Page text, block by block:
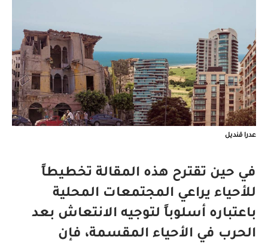
عدرا قنديل
في حين تقترح هذه المقالة تخطيطاً
للأحياء يراعي المجتمعات المحلية
باعتباره أسلوباً لتوجيه الانتعاش بعد
الحرب في الأحياء المقسمة، فإن